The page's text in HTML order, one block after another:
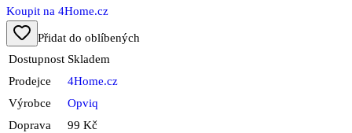
Koupit na 4Home.cz
Přidat do oblíbených
Dostupnost Skladem
Prodejce
4Home.cz
Výrobce
Opviq
Doprava
99 Kč